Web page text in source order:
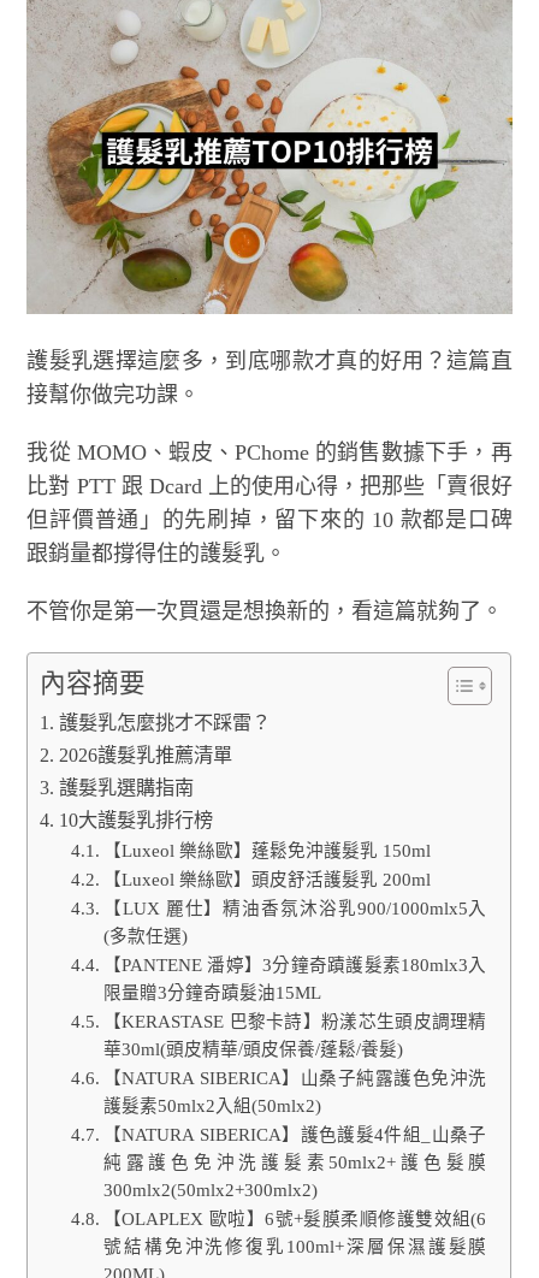
護髮乳選擇這麼多，到底哪款才真的好用？這篇直
接幫你做完功課。
我從 MOMO、蝦皮、PChome 的銷售數據下手，再
比對 PTT 跟 Dcard 上的使用心得，把那些「賣很好
但評價普通」的先刷掉，留下來的 10 款都是口碑
跟銷量都撐得住的護髮乳。
不管你是第一次買還是想換新的，看這篇就夠了。
內容摘要
護髮乳怎麼挑才不踩雷？
2026護髮乳推薦清單
護髮乳選購指南
10大護髮乳排行榜
【Luxeol 樂絲歐】蓬鬆免沖護髮乳 150ml
【Luxeol 樂絲歐】頭皮舒活護髮乳 200ml
【LUX 麗仕】精油香氛沐浴乳900/1000mlx5入
(多款任選)
【PANTENE 潘婷】3分鐘奇蹟護髮素180mlx3入
限量贈3分鐘奇蹟髮油15ML
【KERASTASE 巴黎卡詩】粉漾芯生頭皮調理精
華30ml(頭皮精華/頭皮保養/蓬鬆/養髮)
【NATURA SIBERICA】山桑子純露護色免沖洗
護髮素50mlx2入組(50mlx2)
【NATURA SIBERICA】護色護髮4件組_山桑子
純露護色免沖洗護髮素50mlx2+護色髮膜
300mlx2(50mlx2+300mlx2)
【OLAPLEX 歐啦】6號+髮膜柔順修護雙效組(6
號結構免沖洗修復乳100ml+深層保濕護髮膜